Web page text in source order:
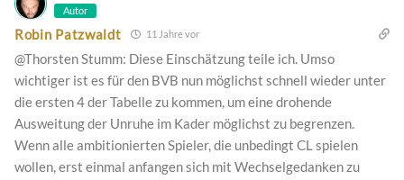
Autor
Robin Patzwaldt 11 Jahre vor
@Thorsten Stumm: Diese Einschätzung teile ich. Umso
wichtiger ist es für den BVB nun möglichst schnell wieder unter
die ersten 4 der Tabelle zu kommen, um eine drohende
Ausweitung der Unruhe im Kader möglichst zu begrenzen.
Wenn alle ambitionierten Spieler, die unbedingt CL spielen
wollen, erst einmal anfangen sich mit Wechselgedanken zu